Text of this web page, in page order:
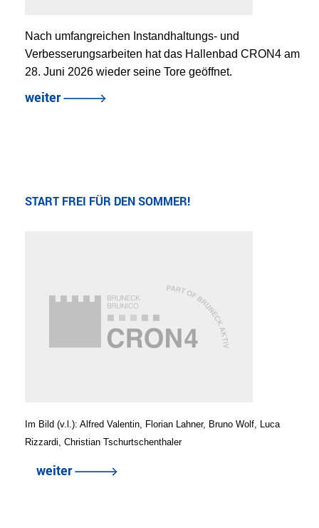
Nach umfangreichen Instandhaltungs- und
Verbesserungsarbeiten hat das Hallenbad CRON4 am
28. Juni 2026 wieder seine Tore geöffnet.
weiter
START FREI FÜR DEN SOMMER!
Im Bild (v.l.): Alfred Valentin, Florian Lahner, Bruno Wolf, Luca
Rizzardi, Christian Tschurtschenthaler
weiter